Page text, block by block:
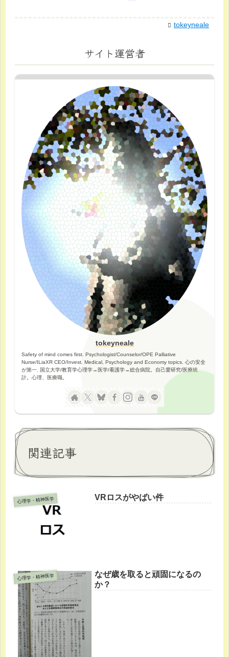
tokeyneale
サイト運営者
tokeyneale
Safety of mind comes first. Psychologist/Counselor/OPE Palliative
Nurse/ILiaXR CEO/Invest. Medical, Psychology and Economy topics. 心の安全
が第一. 国立大学/教育学心理学→医学/看護学→総合病院。自己愛研究/医療統
計。心理、医療職。
関連記事
心理学・精神医学 VRロスがやばい件
心理学・精神医学
なぜ歳を取ると頑固になるの
か？